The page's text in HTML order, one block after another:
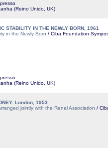
(Reino Unido, UK)
STABILITY IN THE NEWLY BORN, 1961
in the Newly Born / Ciba Foundation
(Reino Unido, UK)
London, 1953
jointly with the Renal Association /